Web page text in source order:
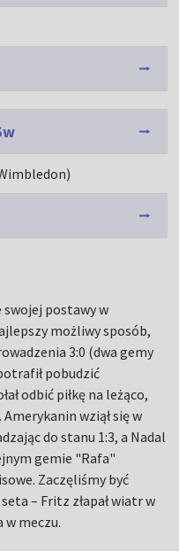
swojej postawy w
możliwy sposób,
3:0 (dwa gemy
pobudzić
odbić piłkę na leżąco,
wziął się w
do stanu 1:3, a Nadal
gemie "Rafa"
Zaczęliśmy być
– Fritz złapał wiatr w
w meczu.